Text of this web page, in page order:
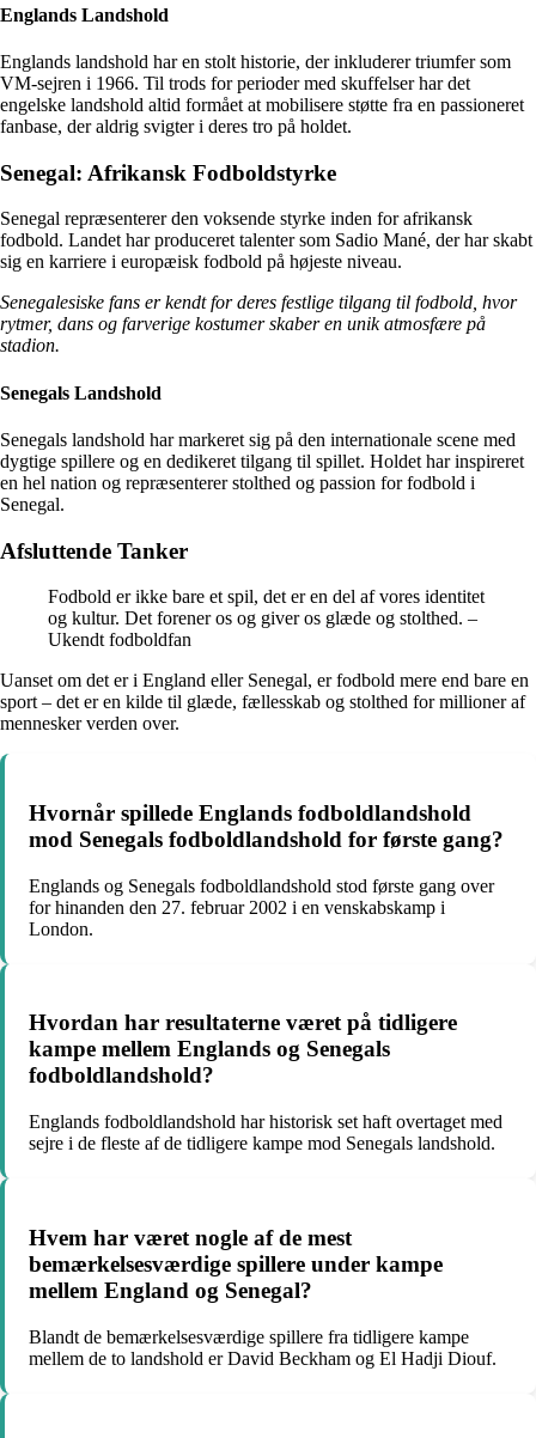
Englands Landshold
Englands landshold har en stolt historie, der inkluderer triumfer som
VM-sejren i 1966. Til trods for perioder med skuffelser har det
engelske landshold altid formået at mobilisere støtte fra en passioneret
fanbase, der aldrig svigter i deres tro på holdet.
Senegal: Afrikansk Fodboldstyrke
Senegal repræsenterer den voksende styrke inden for afrikansk
fodbold. Landet har produceret talenter som Sadio Mané, der har skabt
sig en karriere i europæisk fodbold på højeste niveau.
Senegalesiske fans er kendt for deres festlige tilgang til fodbold, hvor
rytmer, dans og farverige kostumer skaber en unik atmosfære på
stadion.
Senegals Landshold
Senegals landshold har markeret sig på den internationale scene med
dygtige spillere og en dedikeret tilgang til spillet. Holdet har inspireret
en hel nation og repræsenterer stolthed og passion for fodbold i
Senegal.
Afsluttende Tanker
Fodbold er ikke bare et spil, det er en del af vores identitet
og kultur. Det forener os og giver os glæde og stolthed. –
Ukendt fodboldfan
Uanset om det er i England eller Senegal, er fodbold mere end bare en
sport – det er en kilde til glæde, fællesskab og stolthed for millioner af
mennesker verden over.
Hvornår spillede Englands fodboldlandshold
mod Senegals fodboldlandshold for første gang?
Englands og Senegals fodboldlandshold stod første gang over
for hinanden den 27. februar 2002 i en venskabskamp i
London.
Hvordan har resultaterne været på tidligere
kampe mellem Englands og Senegals
fodboldlandshold?
Englands fodboldlandshold har historisk set haft overtaget med
sejre i de fleste af de tidligere kampe mod Senegals landshold.
Hvem har været nogle af de mest
bemærkelsesværdige spillere under kampe
mellem England og Senegal?
Blandt de bemærkelsesværdige spillere fra tidligere kampe
mellem de to landshold er David Beckham og El Hadji Diouf.